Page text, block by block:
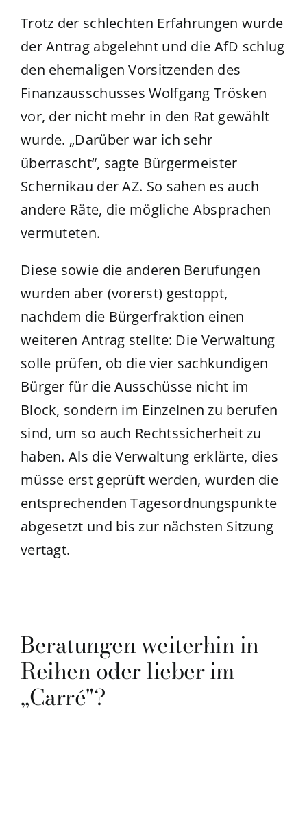
Trotz der schlechten Erfahrungen wurde
der Antrag abgelehnt und die AfD schlug
den ehemaligen Vorsitzenden des
Finanzausschusses Wolfgang Trösken
vor, der nicht mehr in den Rat gewählt
wurde. „Darüber war ich sehr
überrascht“, sagte Bürgermeister
Schernikau der AZ. So sahen es auch
andere Räte, die mögliche Absprachen
vermuteten.
Diese sowie die anderen Berufungen
wurden aber (vorerst) gestoppt,
nachdem die Bürgerfraktion einen
weiteren Antrag stellte: Die Verwaltung
solle prüfen, ob die vier sachkundigen
Bürger für die Ausschüsse nicht im
Block, sondern im Einzelnen zu berufen
sind, um so auch Rechtssicherheit zu
haben. Als die Verwaltung erklärte, dies
müsse erst geprüft werden, wurden die
entsprechenden Tagesordnungspunkte
abgesetzt und bis zur nächsten Sitzung
vertagt.
Beratungen weiterhin in
Reihen oder lieber im
„Carré"?